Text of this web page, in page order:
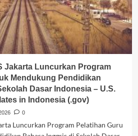
Jakarta Luncurkan Program
Mendukung Pendidikan
Dasar Indonesia – U.S.
in Indonesia (.gov)
0
Luncurkan Program Pelatihan Guru